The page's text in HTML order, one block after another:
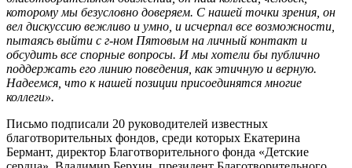
которому мы безусловно доверяем. С нашей точки зрения, он
вел дискуссию вежливо и умно, и исчерпал все возможности,
пытаясь выйти с г-ном Пятовым на личный контакт и
обсудить все спорные вопросы. И мы хотели бы публично
поддержать его линию поведения, как этичную и верную.
Надеемся, что к нашей позиции присоединятся многие
коллеги».
Письмо подписали 20 руководителей известных
благотворительных фондов, среди которых Екатерина
Бермант, директор Благотворительного фонда «Детские